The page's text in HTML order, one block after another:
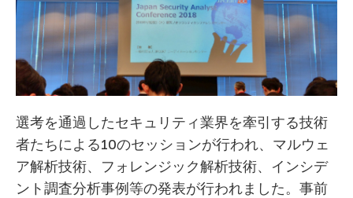
選考を通過したセキュリティ業界を牽引する技術
者たちによる10のセッションが行われ、マルウェ
ア解析技術、フォレンジック解析技術、インシデ
ント調査分析事例等の発表が行われました。事前